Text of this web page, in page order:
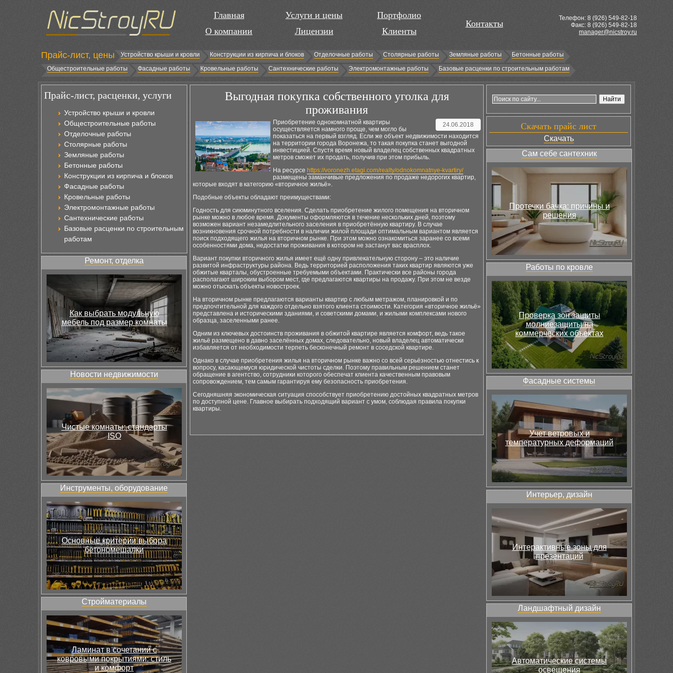
Главная
О компании
Услуги и цены
Лицензии
Портфолио
Клиенты
Контакты
Телефон: 8 (926) 549-82-18
Факс: 8 (926) 549-82-18
manager@nicstroy.ru
Прайс-лист, цены Устройство крыши и кровли Конструкции из кирпича и блоков Отделочные работы Столярные работы Земляные работы
Бетонные работы
Общестроительные работы
Фасадные работы Кровельные работы Сантехнические работы Электромонтажные работы Базовые расценки по строительным работам
Прайс-лист, расценки, услуги
Устройство крыши и кровли
Общестроительные работы
Отделочные работы
Столярные работы
Земляные работы
Бетонные работы
Конструкции из кирпича и блоков
Фасадные работы
Кровельные работы
Электромонтажные работы
Сантехнические работы
Базовые расценки по строительным
работам
Ремонт, отделка
Как выбрать модульную
мебель под размер комнаты
Новости недвижимости
Чистые комнаты: стандарты
ISO
Инструменты, оборудование
Основные критерии выбора
бетономешалки
Стройматериалы
Ламинат в сочетании с
ковровыми покрытиями: стиль
и комфорт
Выгодная покупка собственного уголка для
проживания
24.06.2018
Приобретение однокомнатной квартиры
осуществляется намного проще, чем могло бы
показаться на первый взгляд. Если же объект недвижимости находится
на территории города Воронежа, то такая покупка станет выгодной
инвестицией. Спустя время новый владелец собственных квадратных
метров сможет их продать, получив при этом прибыль.
На ресурсе https://voronezh.etagi.com/realty/odnokomnatnye-kvartiry/
размещены заманчивые предложения по продаже недорогих квартир,
которые входят в категорию «вторичное жильё».
Подобные объекты обладают преимуществами:
Годность для сиюминутного вселения. Сделать приобретение жилого помещения на вторичном
рынке можно в любое время. Документы оформляются в течение нескольких дней, поэтому
возможен вариант незамедлительного заселения в приобретённую квартиру. В случае
возникновения срочной потребности в наличии жилой площади оптимальным вариантом является
поиск подходящего жилья на вторичном рынке. При этом можно ознакомиться заранее со всеми
особенностями дома, недостатки проживания в котором не застанут вас врасплох.
Вариант покупки вторичного жилья имеет ещё одну привлекательную сторону – это наличие
развитой инфраструктуры района. Ведь территорией расположения таких квартир являются уже
обжитые кварталы, обустроенные требуемыми объектами. Практически все районы города
располагают широким выбором мест, где предлагаются квартиры на продажу. При этом не везде
можно отыскать объекты новостроек.
На вторичном рынке предлагаются варианты квартир с любым метражом, планировкой и по
предпочтительной для каждого отдельно взятого клиента стоимости. Категория «вторичное жильё»
представлена и историческими зданиями, и советскими домами, и жилыми комплексами нового
образца, заселенными ранее.
Одним из ключевых достоинств проживания в обжитой квартире является комфорт, ведь такое
жильё размещено в давно заселённых домах, следовательно, новый владелец автоматически
избавляется от необходимости терпеть бесконечный ремонт в соседской квартире.
Однако в случае приобретения жилья на вторичном рынке важно со всей серьёзностью отнестись к
вопросу, касающемуся юридической чистоты сделки. Поэтому правильным решением станет
обращение в агентство, сотрудники которого обеспечат клиента качественным правовым
сопровождением, тем самым гарантируя ему безопасность приобретения.
Сегодняшняя экономическая ситуация способствует приобретению достойных квадратных метров
по доступной цене. Главное выбирать подходящий вариант с умом, соблюдая правила покупки
квартиры.
Скачать прайс лист
Скачать
Сам себе сантехник
Протечки бачка: причины и
решения
Работы по кровле
Проверка зон защиты
молниезащиты на
коммерческих объектах
Фасадные системы
Учет ветровых и
температурных деформаций
Интерьер, дизайн
Интерактивные зоны для
презентаций
Ландшафтный дизайн
Автоматические системы
освещения